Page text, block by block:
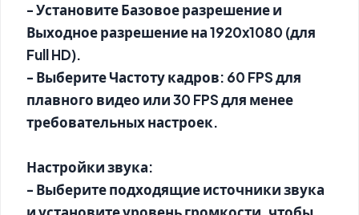
- Установите Базовое разрешение и
Выходное разрешение на 1920x1080 (для
Full HD).
- Выберите Частоту кадров: 60 FPS для
плавного видео или 30 FPS для менее
требовательных настроек.
Настройки звука:
- Выберите подходящие источники звука